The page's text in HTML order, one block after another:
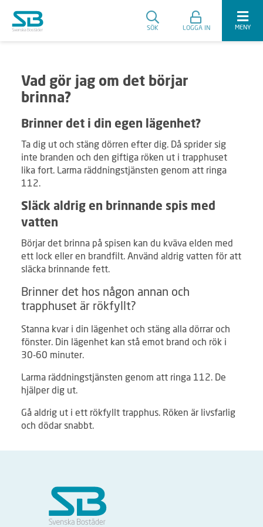
SÖK LOGGA IN MENY
Vad gör jag om det börjar
brinna?
Brinner det i din egen lägenhet?
Ta dig ut och stäng dörren efter dig. Då sprider sig
inte branden och den giftiga röken ut i trapphuset
lika fort. Larma räddningstjänsten genom att ringa
112.
Släck aldrig en brinnande spis med
vatten
Börjar det brinna på spisen kan du kväva elden med
ett lock eller en brandfilt. Använd aldrig vatten för att
släcka brinnande fett.
Brinner det hos någon annan och
trapphuset är rökfyllt?
Stanna kvar i din lägenhet och stäng alla dörrar och
fönster. Din lägenhet kan stå emot brand och rök i
30-60 minuter.
Larma räddningstjänsten genom att ringa 112. De
hjälper dig ut.
Gå aldrig ut i ett rökfyllt trapphus. Röken är livsfarlig
och dödar snabbt.